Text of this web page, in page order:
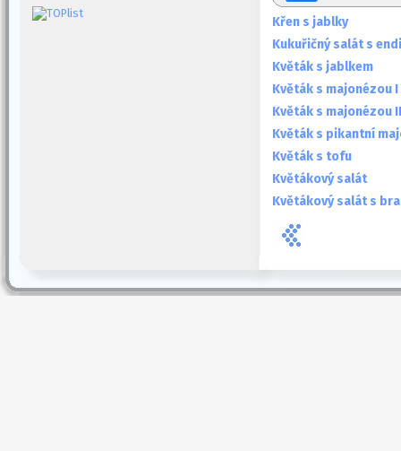
Křen s jablky
Kukuřičný salát s
Květák s jablkem
Květák s majonézou I
Květák s majonézou II
Květák s pikantní
Květák s tofu
Květákový salát
Květákový salát s